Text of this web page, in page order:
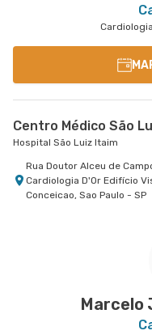
Centro Médico São
Hospital São Luiz Itaim
Rua Doutor Alceu de
Cardiologia D'Or Edifício
Conceicao, Sao Paulo - SP
Marcelo